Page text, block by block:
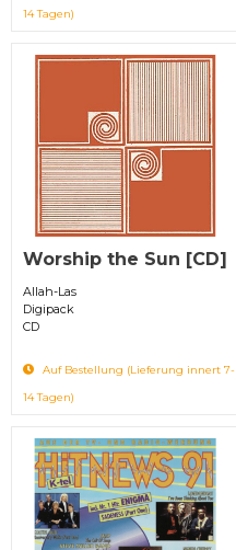
14 Tagen)
Worship the Sun [CD]
Allah-Las
Digipack
CD
Auf Bestellung (Lieferung innert 7-
14 Tagen)